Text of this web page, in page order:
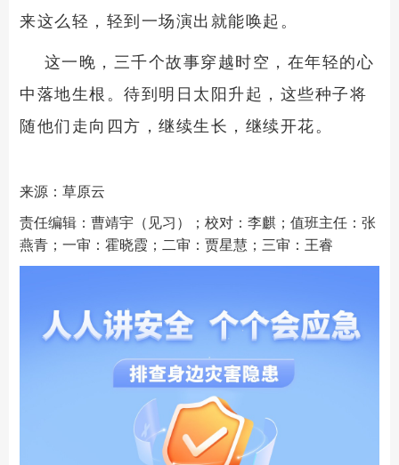
来这么轻，轻到一场演出就能唤起。
这一晚，三千个故事穿越时空，在年轻的心
中落地生根。待到明日太阳升起，这些种子将
随他们走向四方，继续生长，继续开花。
来源：草原云
责任编辑：曹靖宇（见习）；校对：李麒；值班主任：张
燕青；一审：霍晓霞；二审：贾星慧；三审：王睿